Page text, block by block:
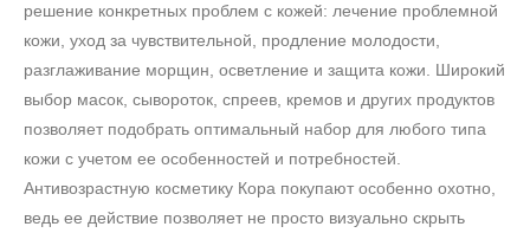
решение конкретных проблем с кожей: лечение проблемной
кожи, уход за чувствительной, продление молодости,
разглаживание морщин, осветление и защита кожи. Широкий
выбор масок, сывороток, спреев, кремов и других продуктов
позволяет подобрать оптимальный набор для любого типа
кожи с учетом ее особенностей и потребностей.
Антивозрастную косметику Кора покупают особенно охотно,
ведь ее действие позволяет не просто визуально скрыть